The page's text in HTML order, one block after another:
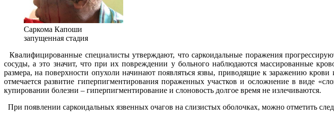
Саркома Капоши
запущенная стадия
Квалифицированные специалисты утверждают, что саркоидальные поражения
сосуды, а это значит, что при их повреждении у больного наблюдаются массированные
размера, на поверхности опухоли начинают появляться язвы, приводящие к заражению
отмечается развитие гиперпигментирования пораженных участков и осложнение в виде
купировании болезни – гиперпигментирование и слоновость долгое время не излечиваются.
При появлении саркоидальных язвенных очагов на слизистых оболочках, можно отметить